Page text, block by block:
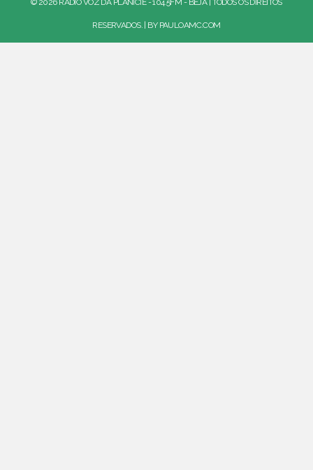
© 2026 RÁDIO VOZ DA PLANÍCIE - 104.5FM - BEJA | TODOS OS DIREITOS
RESERVADOS. | BY PAULOAMC.COM